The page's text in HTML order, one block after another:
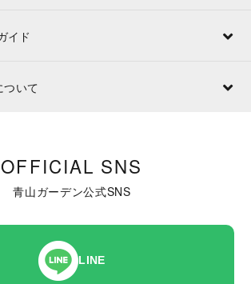
イド
ついて
OFFICIAL SNS
青山ガーデン公式SNS
LINE